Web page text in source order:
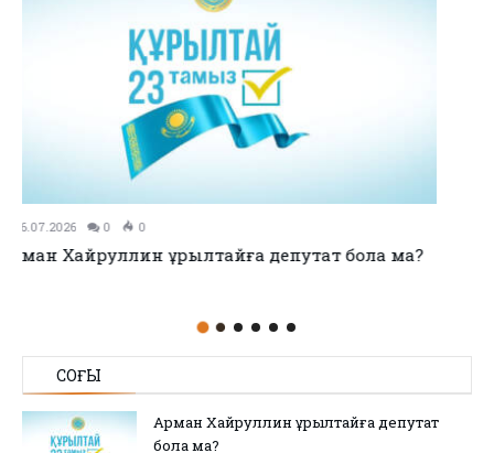
11.07.2026 0
no title
СОҢҒЫ
Арман Хайруллин Құрылтайға депутат
бола ма?